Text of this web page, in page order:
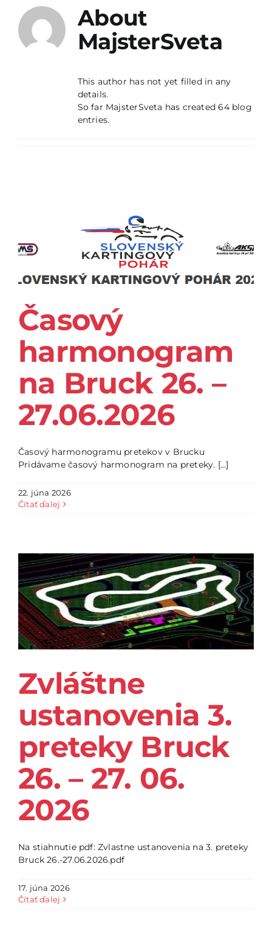
About
MajsterSveta
This author has not yet filled in any
details.
So far MajsterSveta has created 64 blog
entries.
Časový
harmonogram
na Bruck 26. –
27.06.2026
Časový harmonogramu pretekov v Brucku
Pridávame časový harmonogram na preteky. [...]
22. júna 2026
Čítať ďalej
Zvláštne
ustanovenia 3.
preteky Bruck
26. – 27. 06.
2026
Na stiahnutie pdf: Zvlastne ustanovenia na 3. preteky
Bruck 26.-27.06.2026.pdf
17. júna 2026
Čítať ďalej